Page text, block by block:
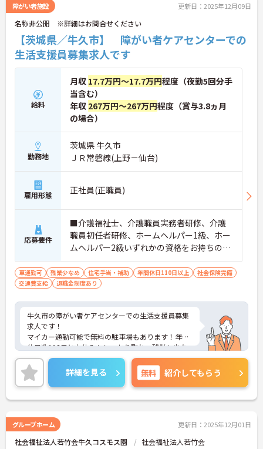
障がい者施設 更新日：2025年12月09日
名称非公開 ※詳細はお問合せください
【茨城県／牛久市】 障がい者ケアセンターでの
生活支援員募集求人です
給料
月収 17.7万円～17.7万円程度（夜勤5回分手
当含む）
年収 267万円～267万円程度（賞与3.8ヵ月
の場合）
勤務地
茨城県 牛久市
ＪＲ常磐線(上野－仙台)
雇用形態 正社員(正職員)
応募要件
■介護福祉士、介護職員実務者研修、介護
職員初任者研修、ホームヘルパー1級、ホー
ムヘルパー2級いずれかの資格をお持ちの
方 ※無資格応相談
車通勤可 残業少なめ 住宅手当・補助 年間休日110日以上
社会保険完備
交通費支給
退職金制度あり
牛久市の障がい者ケアセンターでの生活支援員募集
求人です！
マイカー通勤可能で無料の駐車場もあります！年間
休日数118日とお休みもしっかり取れ、残業も少な
いのでプライベートとの両立をしながら働ける職場
です！
ご興味ある方には、面接のポイントなど、さらに詳
細をお話致しますのでお気軽にご相談ください。
詳細を見る 無料 紹介してもらう
グループホーム 更新日：2025年12月01日
社会福祉法人若竹会牛久コスモス園 社会福祉法人若竹会